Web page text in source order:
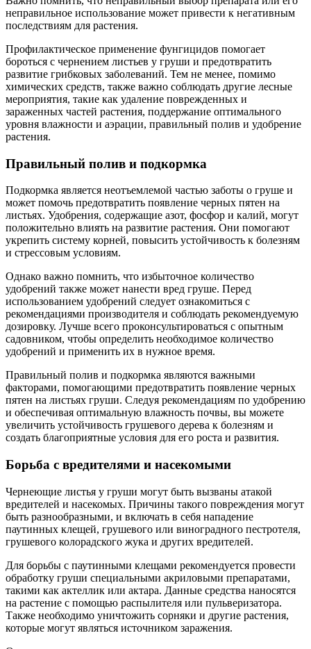
неправильное использование может привести к негативным
последствиям для растения.
Профилактическое применение фунгицидов помогает
бороться с чернением листьев у груши и предотвратить
развитие грибковых заболеваний. Тем не менее, помимо
химических средств, также важно соблюдать другие лесные
мероприятия, такие как удаление поврежденных и
зараженных частей растения, поддержание оптимального
уровня влажности и аэрации, правильный полив и удобрение
растения.
Правильный полив и подкормка
Подкормка является неотъемлемой частью заботы о груше и
может помочь предотвратить появление черных пятен на
листьях. Удобрения, содержащие азот, фосфор и калий, могут
положительно влиять на развитие растения. Они помогают
укрепить систему корней, повысить устойчивость к болезням
и стрессовым условиям.
Однако важно помнить, что избыточное количество
удобрений также может нанести вред груше. Перед
использованием удобрений следует ознакомиться с
рекомендациями производителя и соблюдать рекомендуемую
дозировку. Лучше всего проконсультироваться с опытным
садовником, чтобы определить необходимое количество
удобрений и применить их в нужное время.
Правильный полив и подкормка являются важными
факторами, помогающими предотвратить появление черных
пятен на листьях груши. Следуя рекомендациям по удобрению
и обеспечивая оптимальную влажность почвы, вы можете
увеличить устойчивость грушевого дерева к болезням и
создать благоприятные условия для его роста и развития.
Борьба с вредителями и насекомыми
Чернеющие листья у груши могут быть вызваны атакой
вредителей и насекомых. Причины такого повреждения могут
быть разнообразными, и включать в себя нападение
паутинных клещей, грушевого или виноградного пестротеля,
грушевого колорадского жука и других вредителей.
Для борьбы с паутинными клещами рекомендуется провести
обработку груши специальными акриловыми препаратами,
такими как актеллик или актара. Данные средства наносятся
на растение с помощью распылителя или пульверизатора.
Также необходимо уничтожить сорняки и другие растения,
которые могут являться источником заражения.